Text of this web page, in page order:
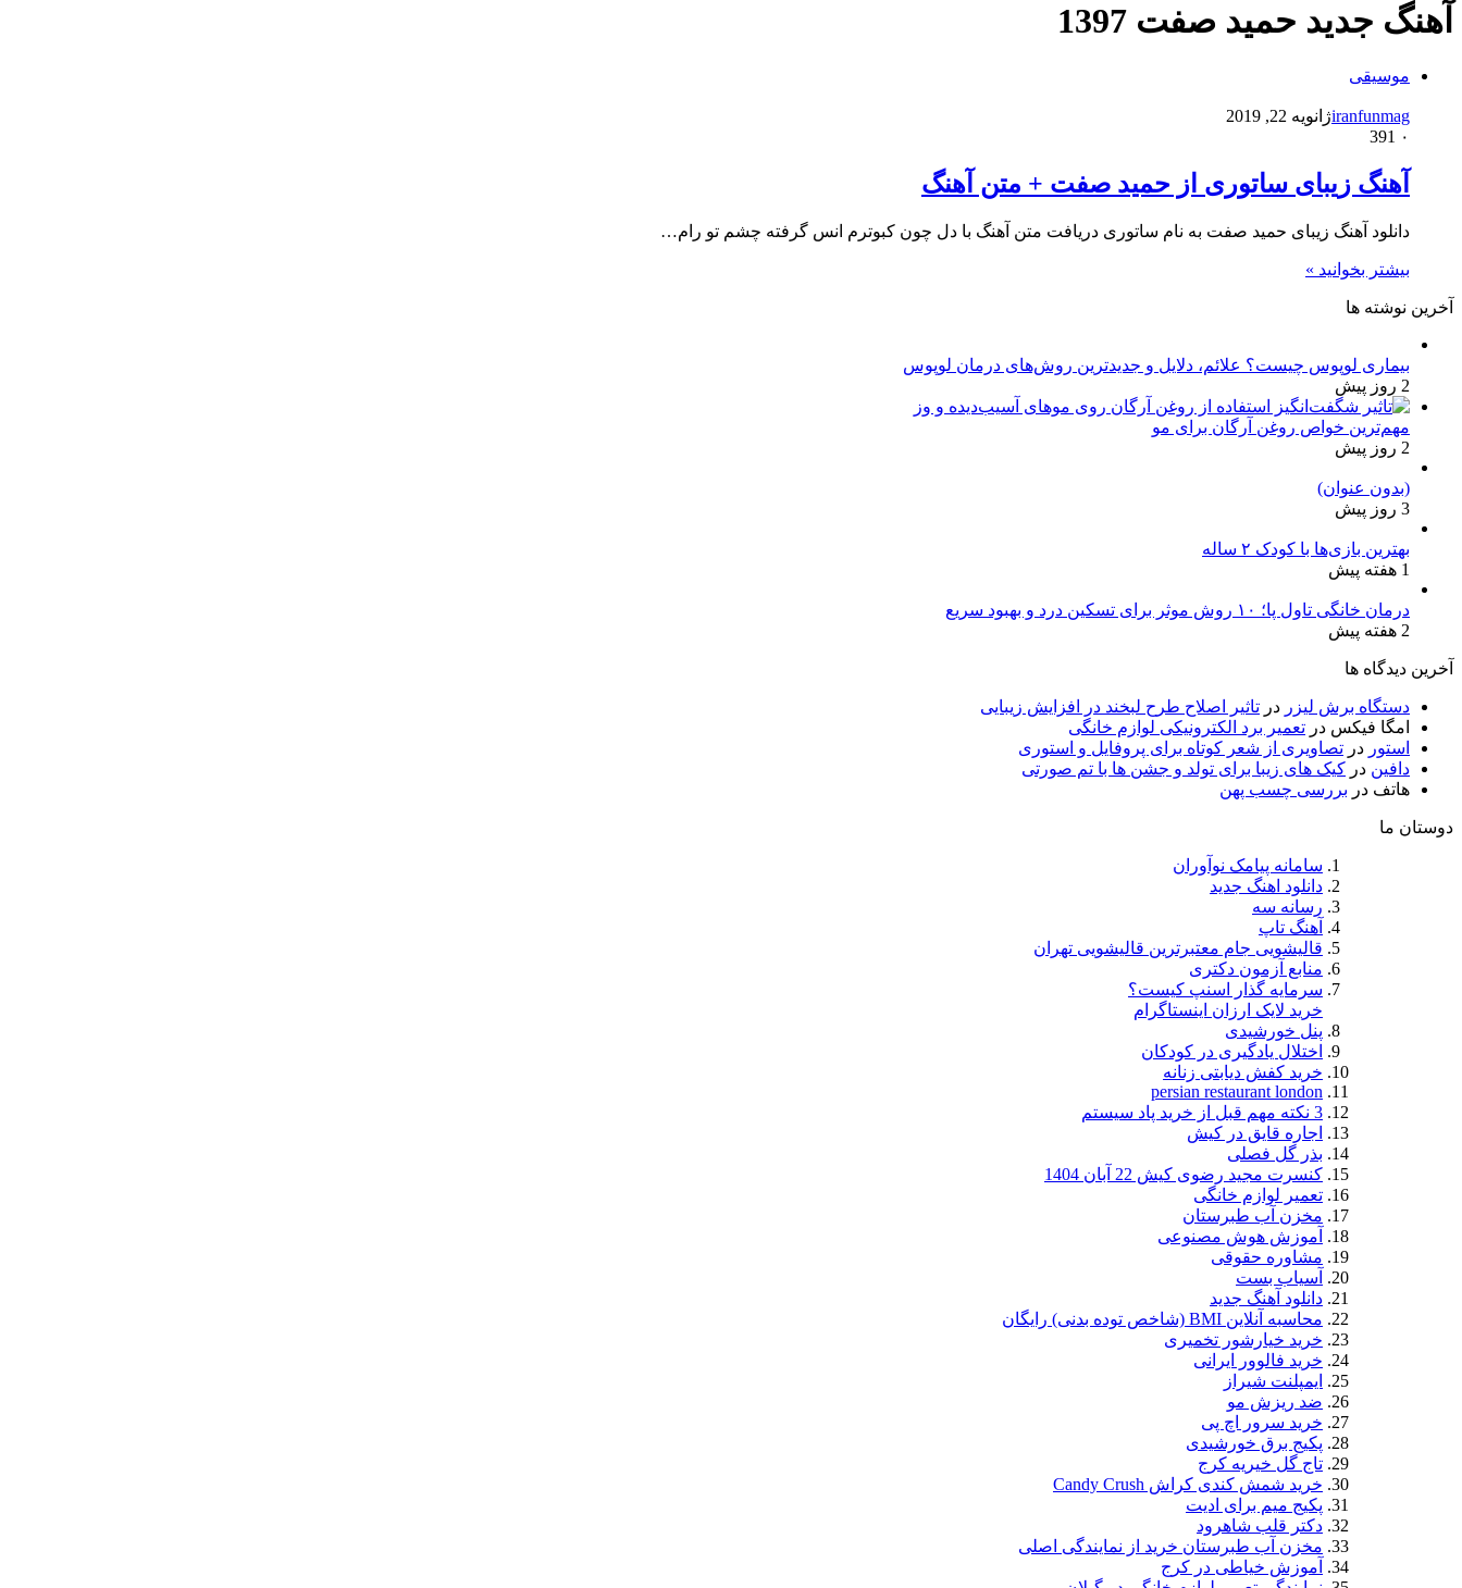
آهنگ جديد حمید صفت 1397
موسیقی
iranfunmagژانویه 22, 2019
۰
آهنگ زیبای ساتوری از حمید صفت + متن آهنگ
دانلود آهنگ زیبای حمید صفت به نام ساتوری دریافت متن آهنگ با دل چون کبوترم انس گرفته چشم تو رام…
بیشتر بخوانید »
آخرین نوشته ها
بیماری لوپوس چیست؟ علائم، دلایل و جدیدترین روش‌های درمان لوپوس
2 روز پیش
مهم‌ترین خواص روغن آرگان برای مو
2 روز پیش
(بدون عنوان)
3 روز پیش
بهترین بازی‌ها با کودک ۲ ساله
1 هفته پیش
درمان خانگی تاول پا؛ ۱۰ روش موثر برای تسکین درد و بهبود سریع
2 هفته پیش
آخرین دیدگاه ها
دستگاه برش لیزر در تاثیر اصلاح طرح لبخند در افزایش زیبایی
امگا فیکس در تعمیر برد الکترونیکی لوازم خانگی
استور در تصاویری از شعر کوتاه برای پروفایل و استوری
دافین در کیک های زیبا برای تولد و جشن ها با تم صورتی
هاتف در بررسی چسب پهن
دوستان ما
سامانه پیامک نوآوران
دانلود اهنگ جدید
رسانه سه
آهنگ تاپ
قالیشویی جام معتبرترین قالیشویی تهران
منابع آزمون دکتری
سرمایه گذار اسنپ کیست؟
خرید لایک ارزان اینستاگرام
پنل خورشیدی
اختلال یادگیری در کودکان
خرید کفش دیابتی زنانه
persian restaurant london
3 نکته مهم قبل از خرید پاد سیستم
اجاره قایق در کیش
بذر گل فصلی
کنسرت مجید رضوی کیش 22 آبان 1404
تعمیر لوازم خانگی
مخزن آب طبرستان
آموزش هوش مصنوعی
مشاوره حقوقی
آسیاب بست
دانلود آهنگ جدید
محاسبه آنلاین BMI (شاخص توده بدنی) رایگان
خرید خیارشور تخمیری
خرید فالوور ایرانی
ایمپلنت شیراز
ضد ریزش مو
خرید سرور اچ پی
پکیج برق خورشیدی
تاج گل خیریه کرج
خرید شمش کندی کراش Candy Crush
پکیج میم برای ادیت
دکتر قلب شاهرود
مخزن آب طبرستان خرید از نمایندگی اصلی
آموزش خیاطی در کرج